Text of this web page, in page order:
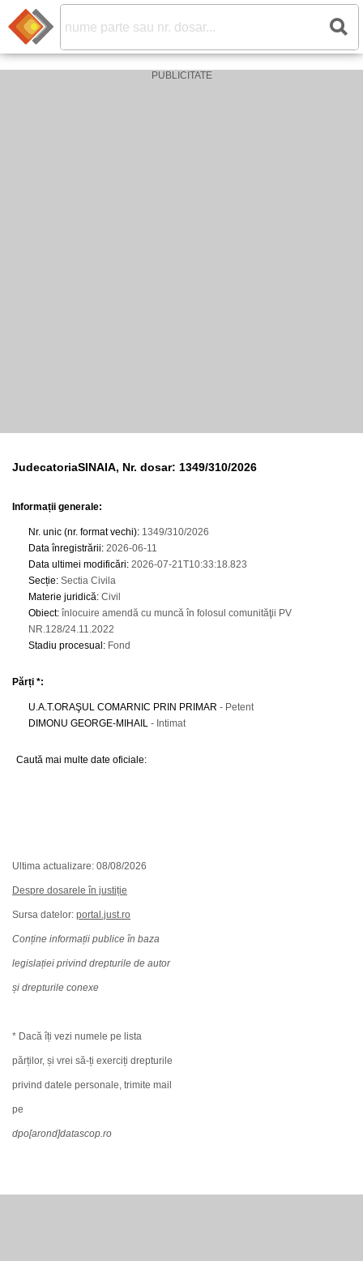
JudecatoriaSINAIA, Nr. dosar: 1349/310/2026
Informații generale:
Nr. unic (nr. format vechi): 1349/310/2026
Data înregistrării: 2026-06-11
Data ultimei modificări: 2026-07-21T10:33:18.823
Secție: Sectia Civila
Materie juridică: Civil
Obiect: înlocuire amendă cu muncă în folosul comunităţii PV
NR.128/24.11.2022
Stadiu procesual : Fond
Părți *:
U.A.T.ORAŞUL COMARNIC PRIN PRIMAR - Petent
DIMONU GEORGE-MIHAIL - Intimat
Caută mai multe date oficiale:
Ultima actualizare: 08/08/2026
Despre dosarele în justiție
Sursa datelor: portal.just.ro
Conține informații publice în baza
legislației privind drepturile de autor
și drepturile conexe
* Dacă îți vezi numele pe lista
părților, și vrei să-ți exerciți drepturile
privind datele personale, trimite mail
pe
dpo[arond]datascop.ro